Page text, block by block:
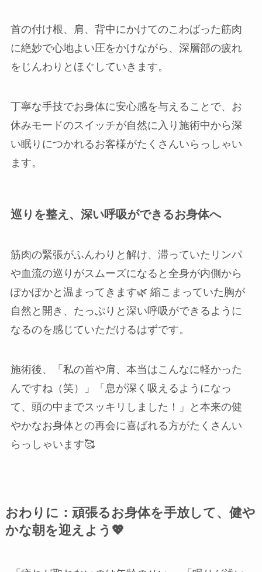
首の付け根、肩、背中にかけてのこわばった筋肉
に絶妙で心地よい圧をかけながら、深層部の疲れ
をじんわりとほぐしていきます。
丁寧な手技でお身体に安心感を与えることで、お
休みモードのスイッチが自然に入り施術中から深
い眠りにつかれるお客様がたくさんいらっしゃい
ます。
巡りを整え、深い呼吸ができるお身体へ
筋肉の緊張がふんわりと解け、滞っていたリンパ
や血流の巡りがスムーズになると全身が内側から
ぽかぽかと温まってきます🌿 縮こまっていた胸が
自然と開き、たっぷりと深い呼吸ができるように
なるのを感じていただけるはずです。
施術後、「私の首や肩、本当はこんなに軽かった
んですね（笑）」「息が深く吸えるようになっ
て、頭の中までスッキリしました！」と本来の健
やかなお身体との再会に喜ばれる方がたくさんい
らっしゃいます🥰
おわりに：頑張るお身体を手放して、健や
かな朝を迎えよう💖